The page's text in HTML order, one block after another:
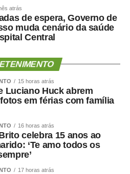
cérebro é complexa, mas
a explicá-la.
aumentar o sedentarismo e
apneia do sono e colesterol
sanguíneos que irrigam tanto o
é muito mais do que uma
de proteção
funcional e possivelmente
atrás
de espera, Governo de
muda cenário da saúde
Central
15 horas atrás
Luciano Huck abrem
em férias com família
16 horas atrás
celebra 15 anos ao
‘Te amo todos os
17 horas atrás